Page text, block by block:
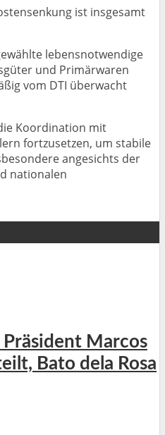
ist insgesamt
lebensnotwendige
und Primärwaren
vom DTI überwacht
Koordination mit
fortzusetzen, um stabile
angesichts der
nationalen
Präsident Marcos
Bato dela Rosa